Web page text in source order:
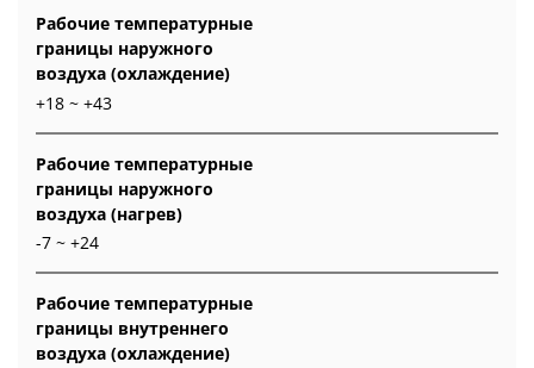
Рабочие температурные
границы наружного
воздуха (охлаждение)
+18 ~ +43
Рабочие температурные
границы наружного
воздуха (нагрев)
-7 ~ +24
Рабочие температурные
границы внутреннего
воздуха (охлаждение)